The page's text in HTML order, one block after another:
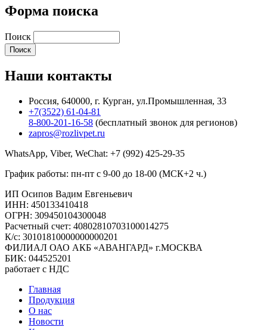
Форма поиска
Поиск
Наши контакты
Россия, 640000, г. Курган, ул.Промышленная, 33
+7(3522) 61-04-81
8-800-201-16-58 (бесплатный звонок для регионов)
zapros@rozlivpet.ru
WhatsApp, Viber, WeChat: +7 (992) 425-29-35
График работы: пн-пт с 9-00 до 18-00 (МСК+2 ч.)
ИП Осипов Вадим Евгеньевич
ИНН: 450133410418
ОГРН: 309450104300048
Расчетный счет: 40802810703100014275
К/с: 30101810000000000201
ФИЛИАЛ ОАО АКБ «АВАНГАРД» г.МОСКВА
БИК: 044525201
работает с НДС
Главная
Продукция
О нас
Новости